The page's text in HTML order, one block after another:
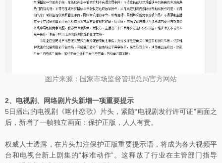
图片来源：国家市场监督管理总局官方网站
2、电视剧、网络剧片头新增一项重要提示
5日播出的电视剧《喀什恋歌》片头，紧随“电视剧发行许可证”画面之
后，新增了一帧独立画面：保护正版，人人有责。
权威人士透露，在片头加注保护正版重要提示语，将成为各大视频平
台和电视台新上剧集的“标准动作”。这释放了行业在主管部门指导